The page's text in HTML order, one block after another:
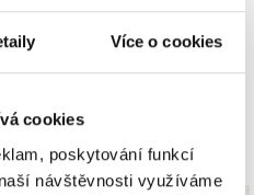
Více o cookies
cookies
poskytování funkcí
návštěvnosti využíváme
Bratislava
BUTIKY